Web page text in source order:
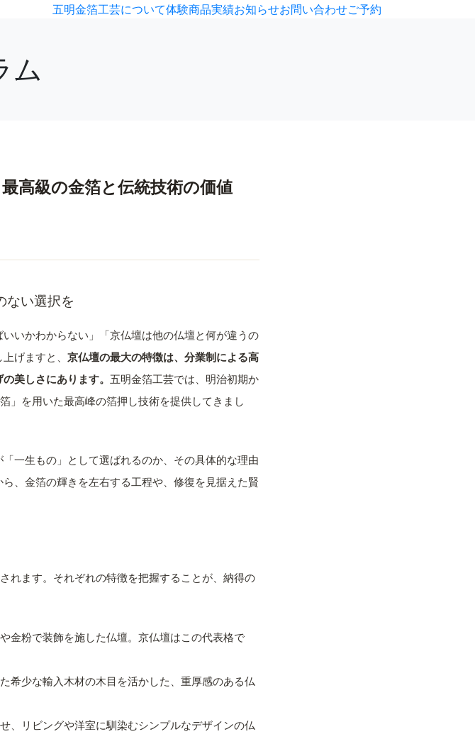
五明金箔工芸について体験商品実績お知らせお問い合わせご予約
ム
高級の金箔と伝統技術の価値
ない選択を
いかわからない」「京仏壇は他の仏壇と何が違うの
げますと、 京仏壇の最大の特徴は、分業制による高
美しさにあります。 五明金箔工芸では、明治初期か
」を用いた最高峰の箔押し技術を提供してきまし
一生もの」として選ばれるのか、その具体的な理由
、金箔の輝きを左右する工程や、修復を見据えた賢
れます。それぞれの特徴を把握することが、納得の
金粉で装飾を施した仏壇。京仏壇はこの代表格で
希少な輸入木材の木目を活かした、重厚感のある仏
、リビングや洋室に馴染むシンプルなデザインの仏